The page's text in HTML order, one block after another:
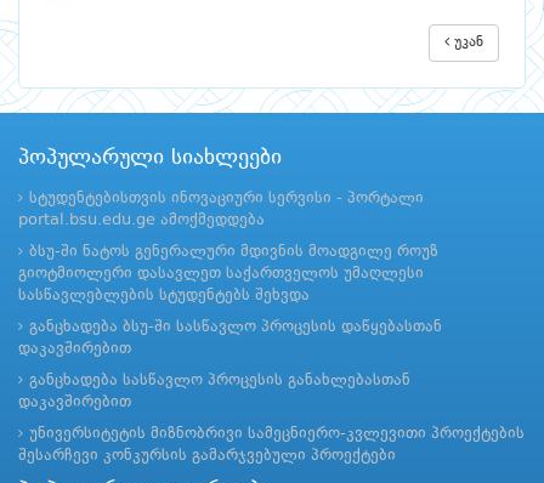
უკან
პოპულარული სიახლეები
სტუდენტებისთვის ინოვაციური სერვისი - პორტალი
portal.bsu.edu.ge ამოქმედდება
ბსუ-ში ნატოს გენერალური მდივნის მოადგილე როუზ
გიოტმიოლერი დასავლეთ საქართველოს უმაღლესი
სასწავლებლების სტუდენტებს შეხვდა
განცხადება ბსუ-ში სასწავლო პროცესის დაწყებასთან
დაკავშირებით
განცხადება სასწავლო პროცესის განახლებასთან
დაკავშირებით
უნივერსიტეტის მიზნობრივი სამეცნიერო-კვლევითი პროექტების
შესარჩევი კონკურსის გამარჯვებული პროექტები